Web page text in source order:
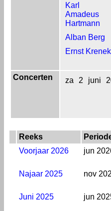
Karl
Amadeus
Hartmann
Alban Berg
Ernst Krenek
Concerten
za 2 juni
Reeks
Voorjaar 2026
jun
Najaar 2025
nov
Juni 2025
jun